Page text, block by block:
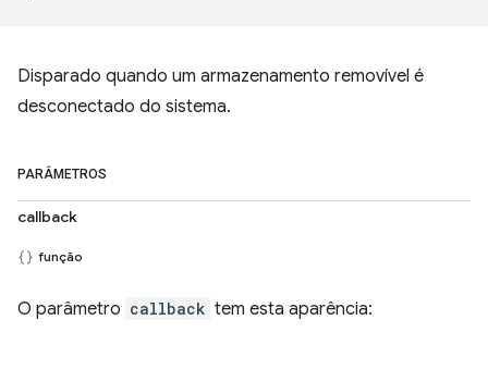
Disparado quando um armazenamento removível é
desconectado do sistema.
PARÂMETROS
callback
função
O parâmetro callback tem esta aparência: